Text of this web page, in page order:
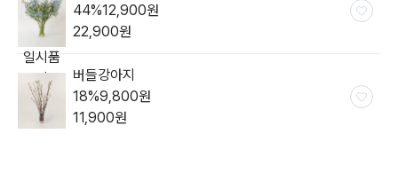
일시품
절
44%12,900원
22,900원
버들강아지
18%9,800원
11,900원